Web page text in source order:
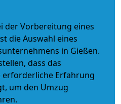
der Vorbereitung eines
die Auswahl eines
in Gießen.
dass das
Erfahrung
um den Umzug